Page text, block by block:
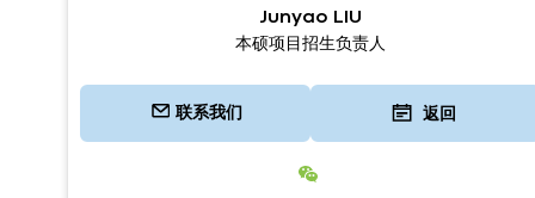
Junyao LIU
本硕项目招生负责人
联系我们
Junyao LIU 返回